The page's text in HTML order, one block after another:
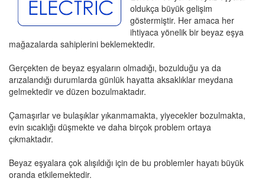
oldukça büyük gelişim
göstermiştir. Her amaca her
ihtiyaca yönelik bir beyaz eşya
mağazalarda sahiplerini beklemektedir.
Gerçekten de beyaz eşyaların olmadığı, bozulduğu ya da
arızalandığı durumlarda günlük hayatta aksaklıklar meydana
gelmektedir ve düzen bozulmaktadır.
Çamaşırlar ve bulaşıklar yıkanmamakta, yiyecekler bozulmakta,
evin sıcaklığı düşmekte ve daha birçok problem ortaya
çıkmaktadır.
Beyaz eşyalara çok alışıldığı için de bu problemler hayatı büyük
oranda etkilemektedir.